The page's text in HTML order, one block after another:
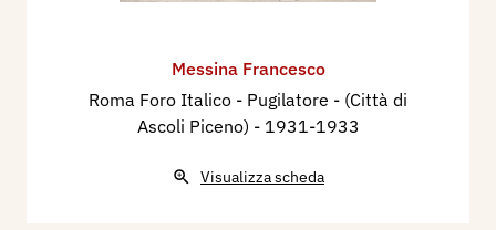
Messina Francesco
Roma Foro Italico - Pugilatore - (Città di
Ascoli Piceno) - 1931-1933
Visualizza scheda